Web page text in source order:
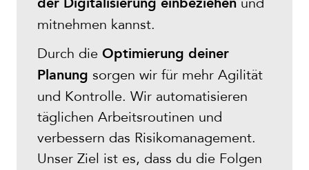
der Digitalisierung einbeziehen und
mitnehmen kannst.
Durch die Optimierung deiner
Planung sorgen wir für mehr Agilität
und Kontrolle. Wir automatisieren
täglichen Arbeitsroutinen und
verbessern das Risikomanagement.
Unser Ziel ist es, dass du die Folgen